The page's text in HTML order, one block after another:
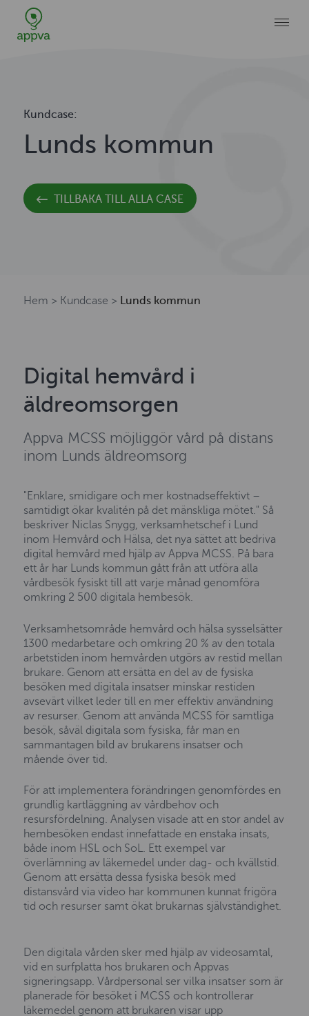
Kundcase:
Lunds kommun
TILLBAKA TILL ALLA CASE
Hem > Kundcase > Lunds kommun
Digital hemvård i
äldreomsorgen
Appva MCSS möjliggör vård på distans
inom Lunds äldreomsorg
"Enklare, smidigare och mer kostnadseffektivt –
samtidigt ökar kvalitén på det mänskliga mötet." Så
beskriver Niclas Snygg, verksamhetschef i Lund
inom Hemvård och Hälsa, det nya sättet att bedriva
digital hemvård med hjälp av Appva MCSS. På bara
ett år har Lunds kommun gått från att utföra alla
vårdbesök fysiskt till att varje månad genomföra
omkring 2 500 digitala hembesök.
Verksamhetsområde hemvård och hälsa sysselsätter
1300 medarbetare och omkring 20 % av den totala
arbetstiden inom hemvården utgörs av restid mellan
brukare. Genom att ersätta en del av de fysiska
besöken med digitala insatser minskar restiden
avsevärt vilket leder till en mer effektiv användning
av resurser. Genom att använda MCSS för samtliga
besök, såväl digitala som fysiska, får man en
sammantagen bild av brukarens insatser och
mående över tid.
För att implementera förändringen genomfördes en
grundlig kartläggning av vårdbehov och
resursfördelning. Analysen visade att en stor andel av
hembesöken endast innefattade en enstaka insats,
både inom HSL och SoL. Ett exempel var
överlämning av läkemedel under dag- och kvällstid.
Genom att ersätta dessa fysiska besök med
distansvård via video har kommunen kunnat frigöra
tid och resurser samt ökat brukarnas självständighet.
Den digitala vården sker med hjälp av videosamtal,
vid en surfplatta hos brukaren och Appvas
signeringsapp. Vårdpersonal ser vilka insatser som är
planerade för besöket i MCSS och kontrollerar
läkemedel genom att brukaren visar upp